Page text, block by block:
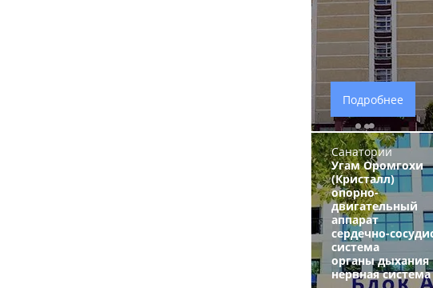
Подробнее
Санатории
Угам Оромгохи
(Кристалл)
опорно-
двигательный
аппарат
сердечно-
система
органы дыхания
нервная система